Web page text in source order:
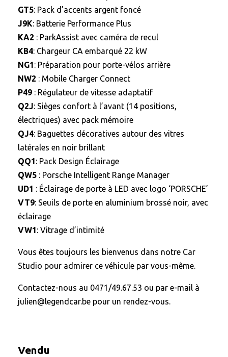
GT5: Pack d’accents argent foncé
J9K: Batterie Performance Plus
KA2 : ParkAssist avec caméra de recul
KB4: Chargeur CA embarqué 22 kW
NG1: Préparation pour porte-vélos arrière
NW2 : Mobile Charger Connect
P49 : Régulateur de vitesse adaptatif
Q2J: Sièges confort à l’avant (14 positions,
électriques) avec pack mémoire
QJ4: Baguettes décoratives autour des vitres
latérales en noir brillant
QQ1: Pack Design Éclairage
QW5 : Porsche Intelligent Range Manager
UD1 : Éclairage de porte à LED avec logo ‘PORSCHE’
VT9: Seuils de porte en aluminium brossé noir, avec
éclairage
VW1: Vitrage d’intimité
Vous êtes toujours les bienvenus dans notre Car
Studio pour admirer ce véhicule par vous-même.
Contactez-nous au 0471/49.67.53 ou par e-mail à
julien@legendcar.be pour un rendez-vous.
Vendu